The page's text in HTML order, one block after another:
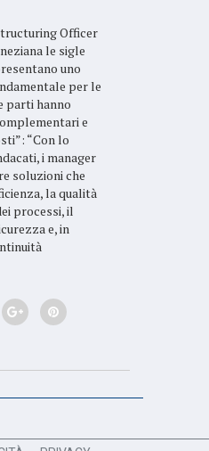
Officer
le sigle
uno
per le
parti hanno
e
“Con lo
i manager
soluzioni che
la qualità
processi, il
e, in